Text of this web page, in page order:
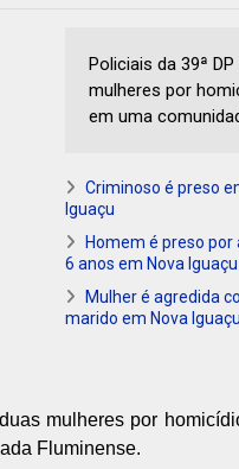
Policiais da 39ª
mulheres por
em uma
Criminoso é preso
Iguaçu
Homem é preso
6 anos em Nova Iguaçu
Mulher é agredida
marido em Nova Iguaçu
mulheres por
Fluminense.